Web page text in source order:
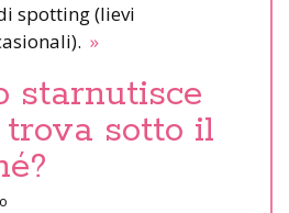
spotting (lievi
»
starnutisce
sotto il